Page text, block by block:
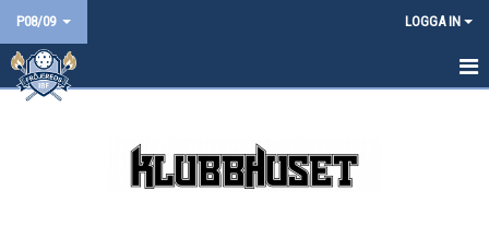
P08/09 LOGGA IN